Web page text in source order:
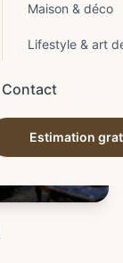
Maison & déco
Lifestyle & art
Contact
Estimation